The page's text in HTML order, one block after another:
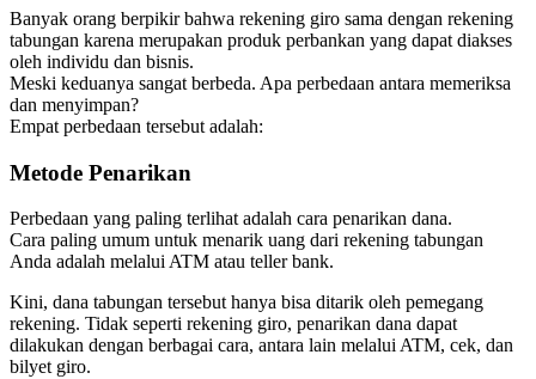
Banyak orang berpikir bahwa rekening giro sama dengan rekening
tabungan karena merupakan produk perbankan yang dapat diakses
oleh individu dan bisnis.
Meski keduanya sangat berbeda. Apa perbedaan antara memeriksa
dan menyimpan?
Empat perbedaan tersebut adalah:
Metode Penarikan
Perbedaan yang paling terlihat adalah cara penarikan dana.
Cara paling umum untuk menarik uang dari rekening tabungan
Anda adalah melalui ATM atau teller bank.
Kini, dana tabungan tersebut hanya bisa ditarik oleh pemegang
rekening. Tidak seperti rekening giro, penarikan dana dapat
dilakukan dengan berbagai cara, antara lain melalui ATM, cek, dan
bilyet giro.